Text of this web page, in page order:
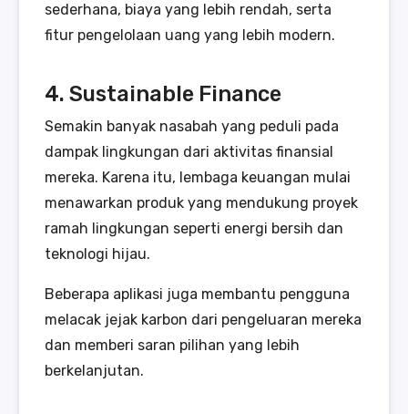
sederhana, biaya yang lebih rendah, serta
fitur pengelolaan uang yang lebih modern.
4. Sustainable Finance
Semakin banyak nasabah yang peduli pada
dampak lingkungan dari aktivitas finansial
mereka. Karena itu, lembaga keuangan mulai
menawarkan produk yang mendukung proyek
ramah lingkungan seperti energi bersih dan
teknologi hijau.
Beberapa aplikasi juga membantu pengguna
melacak jejak karbon dari pengeluaran mereka
dan memberi saran pilihan yang lebih
berkelanjutan.